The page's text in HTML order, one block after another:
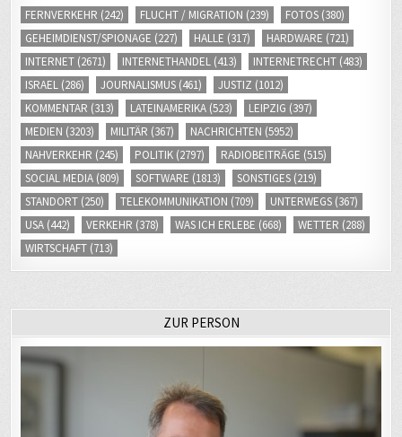
FERNVERKEHR (242) FLUCHT / MIGRATION (239) FOTOS (380)
GEHEIMDIENST/SPIONAGE (227) HALLE (317) HARDWARE (721)
INTERNET (2671) INTERNETHANDEL (413) INTERNETRECHT (483)
ISRAEL (286) JOURNALISMUS (461) JUSTIZ (1012)
KOMMENTAR (313) LATEINAMERIKA (523) LEIPZIG (397)
MEDIEN (3203) MILITÄR (367) NACHRICHTEN (5952)
NAHVERKEHR (245) POLITIK (2797) RADIOBEITRÄGE (515)
SOCIAL MEDIA (809) SOFTWARE (1813) SONSTIGES (219)
STANDORT (250) TELEKOMMUNIKATION (709) UNTERWEGS (367)
USA (442) VERKEHR (378) WAS ICH ERLEBE (668) WETTER (288)
WIRTSCHAFT (713)
ZUR PERSON